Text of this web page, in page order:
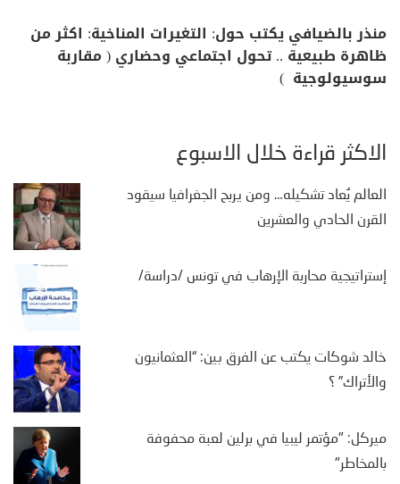
منذر بالضيافي يكتب حول: التغيرات المناخية: اكثر من
ظاهرة طبيعية .. تحول اجتماعي وحضاري ( مقاربة
سوسيولوجية )
الأكثر قراءة خلال الأسبوع
العالم يُعاد تشكيله… ومن يربح الجغرافيا سيقود
القرن الحادي والعشرين
إستراتيجية محاربة الإرهاب في تونس /دراسة/
خالد شوكات يكتب عن الفرق بين: “العثمانيون
والأتراك” ؟
ميركل: "مؤتمر ليبيا في برلين لعبة محفوفة
بالمخاطر"